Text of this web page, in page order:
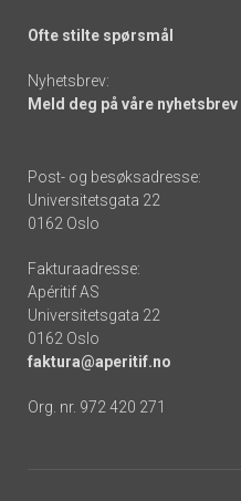
Ofte stilte spørsmål
Nyhetsbrev:
Meld deg på våre nyhetsbrev
Post- og besøksadresse:
Universitetsgata 22
0162 Oslo
Fakturaadresse:
Apéritif AS
Universitetsgata 22
0162 Oslo
faktura@aperitif.no
Org. nr. 972 420 271